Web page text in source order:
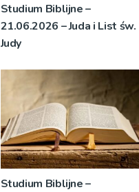
Studium Biblijne –
21.06.2026 – Juda i List św.
Judy
Studium Biblijne –